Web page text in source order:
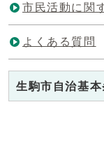
市民活動に関
よくある質問
生駒市自治基